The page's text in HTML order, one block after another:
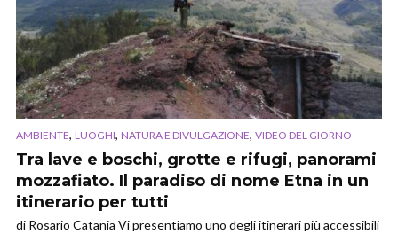
AMBIENTE, LUOGHI, NATURA E DIVULGAZIONE, VIDEO DEL GIORNO
Tra lave e boschi, grotte e rifugi, panorami
mozzafiato. Il paradiso di nome Etna in un
itinerario per tutti
di Rosario Catania Vi presentiamo uno degli itinerari più accessibili